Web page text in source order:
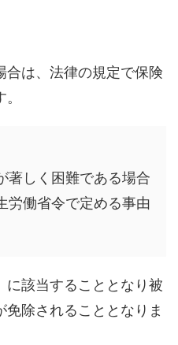
合は、法律の規定で保険
著しく困難である場合
労働省令で定める事由
に該当することとなり被
除されることとなりま